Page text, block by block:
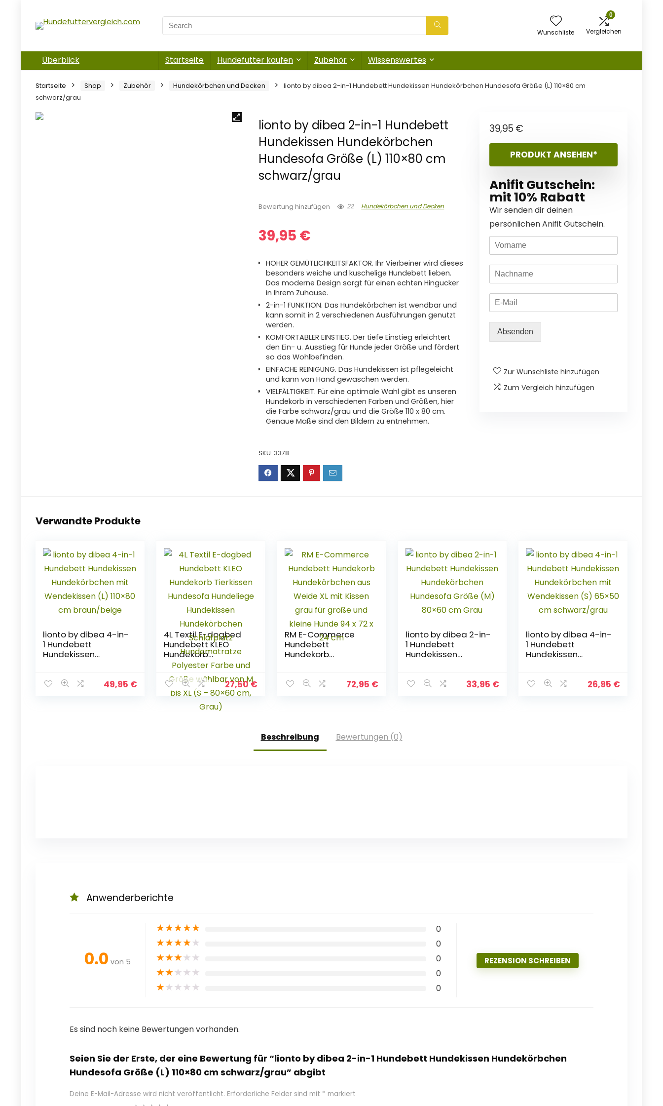
Wunschliste
0
Vergleichen
Überblick Startseite Hundefutter kaufen Zubehör Wissenswertes
Startseite Shop Zubehör Hundekörbchen und Decken
lionto by dibea 2-in-1 Hundebett Hundekissen Hundekörbchen Hundesofa Größe (L) 110×80 cm
schwarz/grau
lionto by dibea 2-in-1 Hundebett
Hundekissen Hundekörbchen
Hundesofa Größe (L) 110×80 cm
schwarz/grau
Bewertung hinzufügen 22 Hundekörbchen und Decken
39,95 €
HOHER GEMÜTLICHKEITSFAKTOR. Ihr Vierbeiner wird dieses
besonders weiche und kuschelige Hundebett lieben.
Das moderne Design sorgt für einen echten Hingucker
in Ihrem Zuhause.
2-in-1 FUNKTION. Das Hundekörbchen ist wendbar und
kann somit in 2 verschiedenen Ausführungen genutzt
werden.
KOMFORTABLER EINSTIEG. Der tiefe Einstieg erleichtert
den Ein- u. Ausstieg für Hunde jeder Größe und fördert
so das Wohlbefinden.
EINFACHE REINIGUNG. Das Hundekissen ist pflegeleicht
und kann von Hand gewaschen werden.
VIELFÄLTIGKEIT. Für eine optimale Wahl gibt es unseren
Hundekorb in verschiedenen Farben und Größen, hier
die Farbe schwarz/grau und die Größe 110 x 80 cm.
Genaue Maße sind den Bildern zu entnehmen.
SKU: 3378
39,95 €
PRODUKT ANSEHEN*
Anifit Gutschein:
mit 10% Rabatt
Wir senden dir deinen
persönlichen Anifit Gutschein.
Absenden
Zur Wunschliste hinzufügen
Zum Vergleich hinzufügen
Verwandte Produkte
lionto by dibea 4-in-
1 Hundebett
Hundekissen
110×80 cm
49,95 €
4L Textil E-dogbed
Hundebett KLEO
Hundekorb
Tierkissen
Hundesofa
Hundeliege
Hundekissen
Hundekörbchen
Schlafplatz
27,50€
RM E-Commerce
Hundebett
Hundekorb
grau für große und
72,95 €
lionto by dibea 2-in-
1 Hundebett
Hundekissen
(M) 80×60 cm Grau
33,95 €
lionto by dibea 4-in-
1 Hundebett
Hundekissen
65×50 cm
26,95 €
Beschreibung Bewertungen (0)
Anwenderberichte
0.0 von 5
★★★★★ 0
★★★★★ 0
★★★★★ 0
★★★★★ 0
★★★★★ 0
REZENSION SCHREIBEN
Es sind noch keine Bewertungen vorhanden.
Seien Sie der Erste, der eine Bewertung für “lionto by dibea 2-in-1 Hundebett Hundekissen Hundekörbchen
Hundesofa Größe (L) 110×80 cm schwarz/grau” abgibt
Deine E-Mail-Adresse wird nicht veröffentlicht. Erforderliche Felder sind mit * markiert